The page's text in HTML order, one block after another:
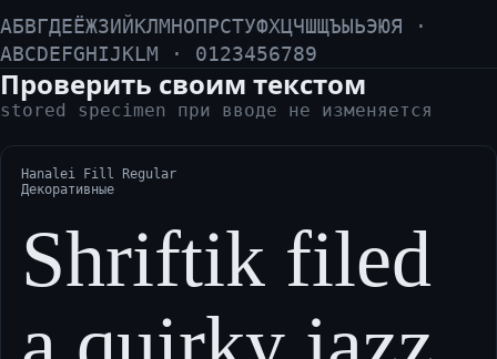
АБВГДЕЁЖЗИЙКЛМНОПРСТУФХЦЧШЩЪЫЬЭЮЯ ·
ABCDEFGHIJKLM · 0123456789
Проверить своим текстом
stored specimen при вводе не изменяется
Hanalei Fill Regular
Декоративные
Shriftik filed